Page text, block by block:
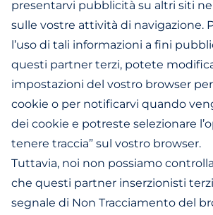
presentarvi pubblicità su altri siti
sulle vostre attività di navigazione.
l’uso di tali informazioni a fini
questi partner terzi, potete
impostazioni del vostro browser
cookie o per notificarvi quando
dei cookie e potreste selezionare
tenere traccia” sul vostro browser.
Tuttavia, noi non possiamo
che questi partner inserzionisti
segnale di Non Tracciamento del